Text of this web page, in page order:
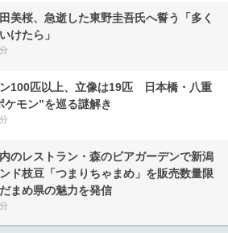
美桜、急逝した東野圭吾氏へ誓う「多く
けたら」
100匹以上、立像は19匹 日本橋・八重
ケモン”を巡る謎解き
のレストラン・森のビアガーデンで新潟
ド枝豆「つまりちゃまめ」を販売数量限
まめ県の魅力を発信